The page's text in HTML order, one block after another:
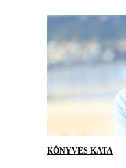
KÖNYVES KATA